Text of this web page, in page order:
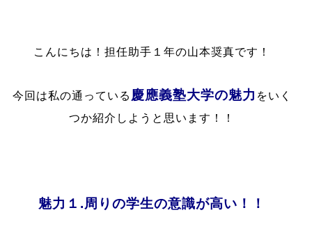
こんにちは！担任助手１年の山本奨真です！
今回は私の通っている 慶應義塾大学の魅力 をいく
つか紹介しようと思います！！
魅力１.周りの学生の意識が高い！！